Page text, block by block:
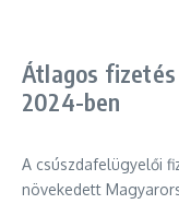
Átlagos
2024-ben
A csúszdafelügyelői
növekedett